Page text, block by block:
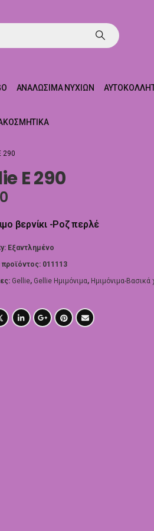
ΑΝΑΛΏΣΙΜΑ ΝΥΧΙΏΝ
290
E 290
βερνίκι -Ροζ περλέ
Εξαντλημένο
011113
Gellie, Gellie Ημιμόνιμα, Ημιμόνιμα-